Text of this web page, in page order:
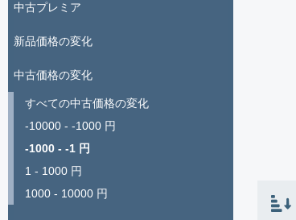
中古プレミア
新品価格の変化
中古価格の変化
すべての中古価格の変化
-10000 - -1000 円
-1000 - -1 円
1 - 1000 円
1000 - 10000 円